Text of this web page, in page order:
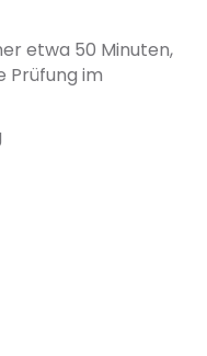
etwa 50 Minuten,
Prüfung im